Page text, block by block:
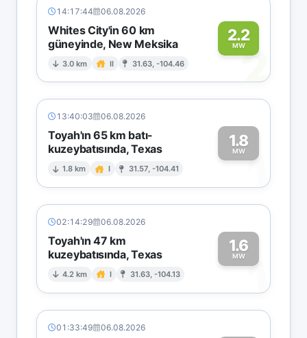
14:17:44 06.08.2026
Whites City'in 60 km
güneyinde, New Meksika
3.0 km II 31.63, -104.46
2.2
MW2
13:40:03 06.08.2026
Toyah'ın 65 km batı-
kuzeybatısında, Texas
1.8 km I 31.57, -104.41
1.8
MW1
02:14:29 06.08.2026
Toyah'ın 47 km
kuzeybatısında, Texas
4.2 km I 31.63, -104.13
1.6
MW1
01:33:49 06.08.2026